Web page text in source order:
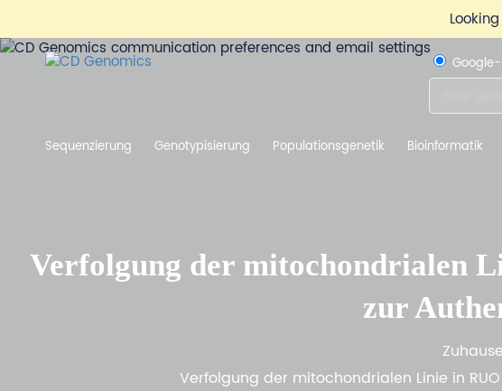
Sequenzierung Genotypisierung Populationsgenetik Bioinformatik
Verfolgung der mitochondrialen
zur
Zuhause
Verfolgung der mitochondrialen Linie in